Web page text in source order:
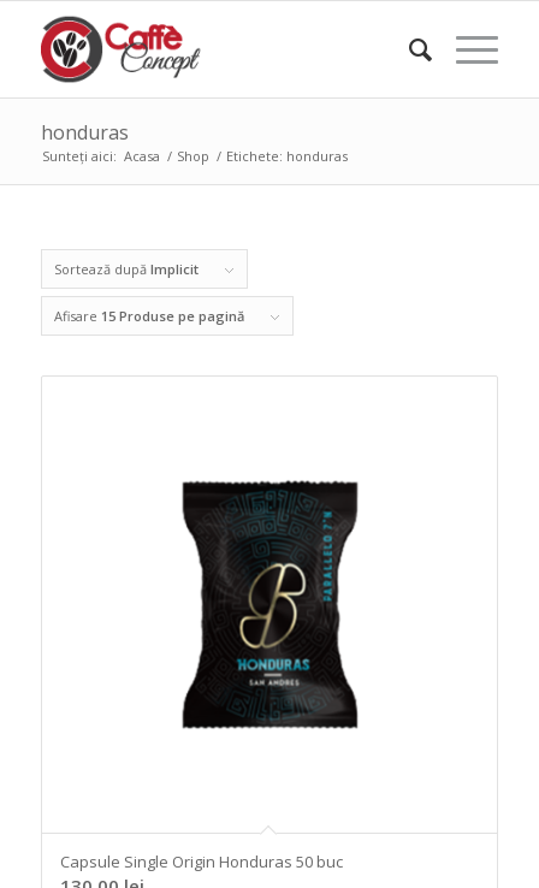
honduras
Sunteți aici: Acasa / Shop / Etichete: honduras
Sortează după Implicit
Afisare 15 Produse pe pagină
Capsule Single Origin Honduras 50 buc